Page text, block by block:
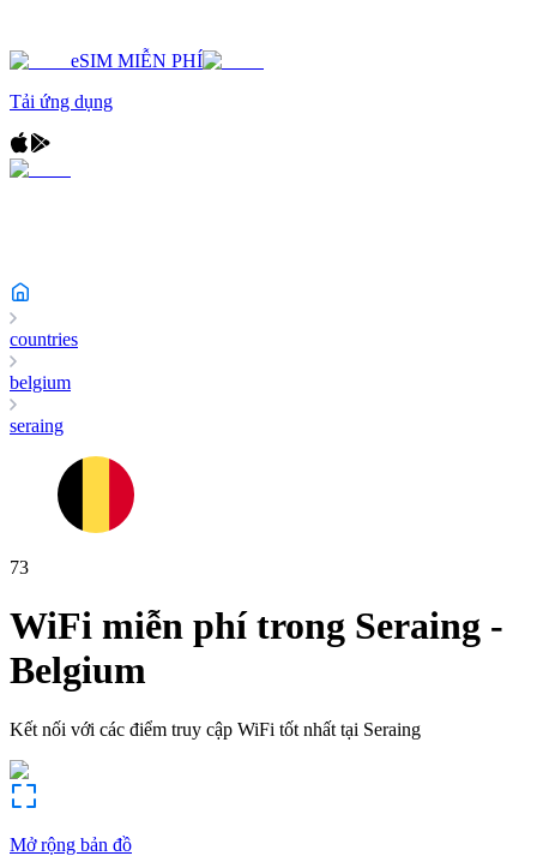
eSIM MIỄN PHÍ
Tải ứng dụng
countries
belgium
seraing
73
WiFi miễn phí trong Seraing -
Belgium
Kết nối với các điểm truy cập WiFi tốt nhất tại Seraing
Mở rộng bản đồ